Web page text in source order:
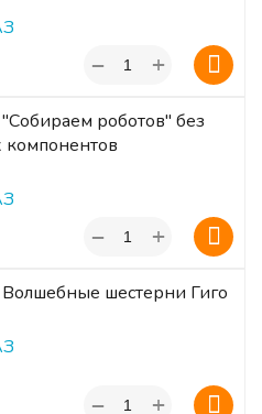
+
−
роботов" без
+
−
Волшебные шестерни Гиго
+
−